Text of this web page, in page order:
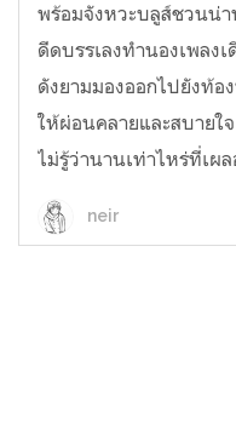
พร้อมจังหวะบลูส์ชวนน่า
ดีดบรรเลงทำนองเพลง
ดังยามมองออกไปยังท้อ
ให้ผ่อนคลายและสบายใ
ไม่รู้ว่านานเท่าไหร่ที่เผ
neir